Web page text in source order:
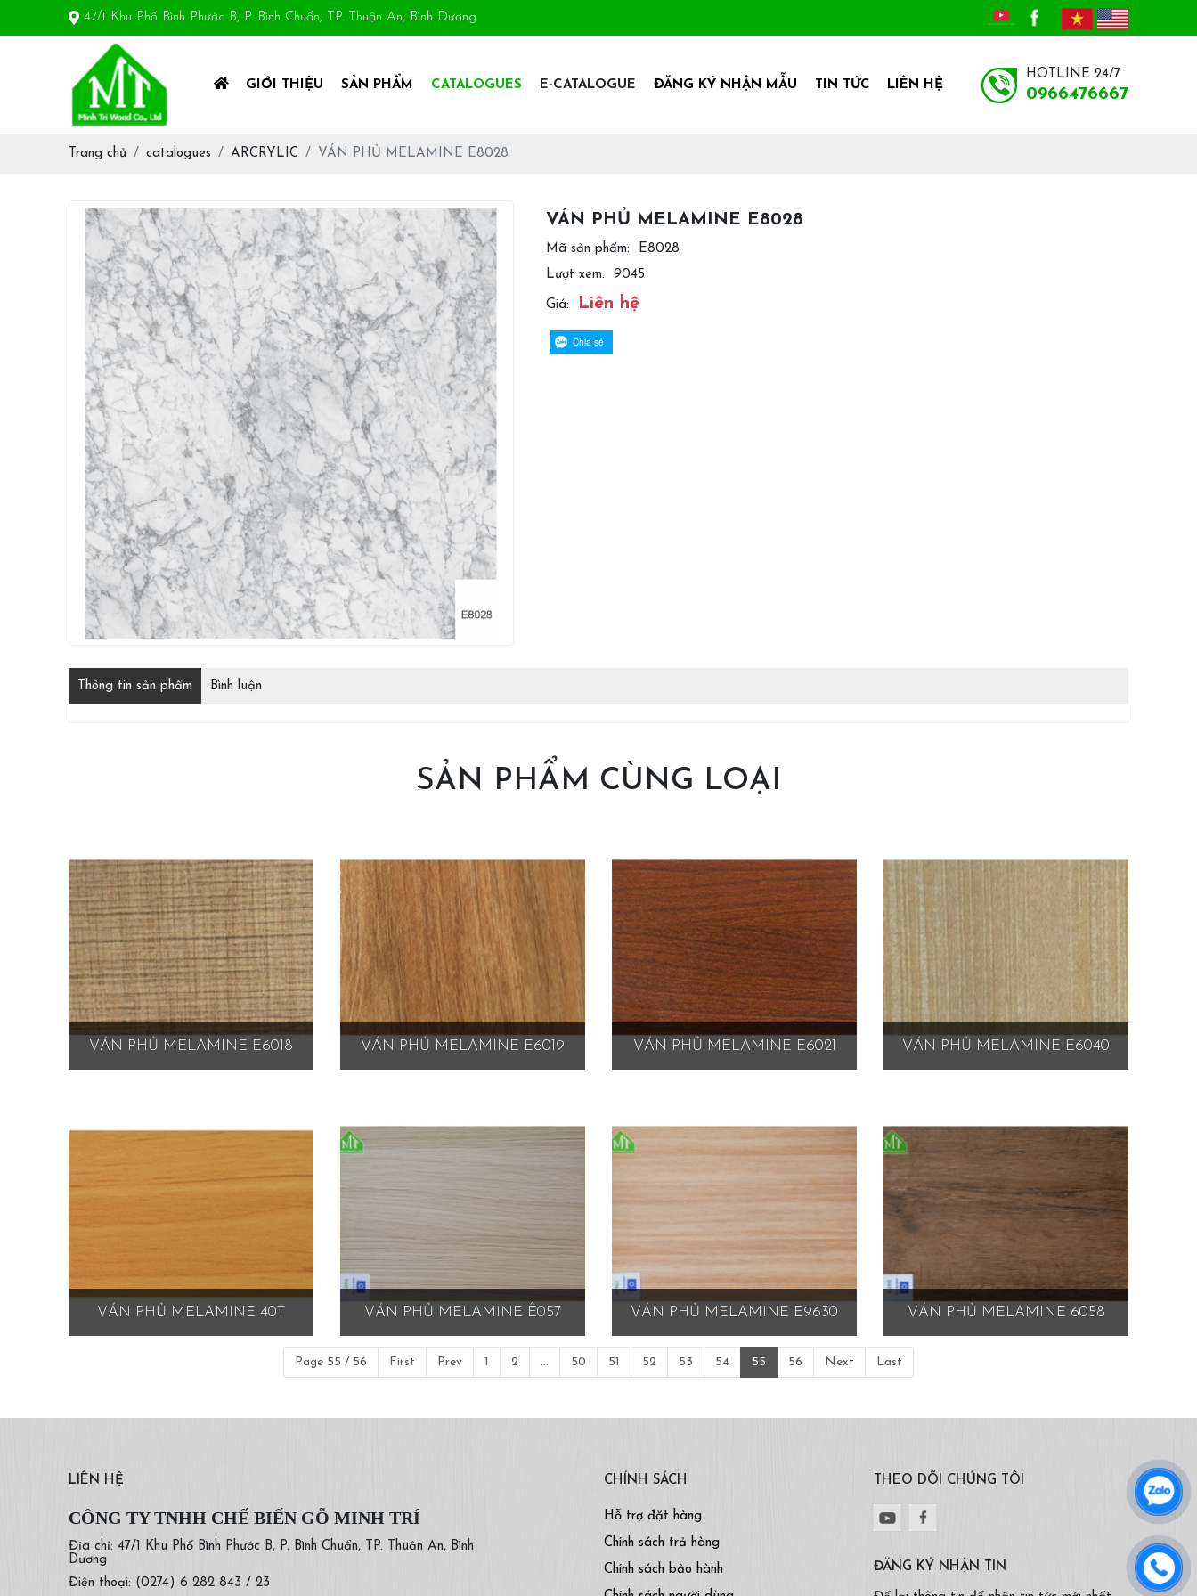
47/1 Khu Phố Bình Phước B, P. Bình Chuẩn, TP. Thuận An, Bình Dương
GIỚI THIỆU SẢN PHẨM CATALOGUES E-CATALOGUE ĐĂNG KÝ NHẬN MẪU TIN TỨC LIÊN HỆ
HOTLINE 24/7
0966476667
Trang chủ catalogues ARCRYLIC VÁN PHỦ MELAMINE E8028
VÁN PHỦ MELAMINE E8028
Mã sản phẩm:
E8028
Lượt xem:
9045
Giá: Liên hệ
Chia sẻ
Thông tin sản phẩm Bình luận
SẢN PHẨM CÙNG LOẠI
VÁN PHỦ MELAMINE E6018 VÁN PHỦ MELAMINE E6019 VÁN PHỦ MELAMINE E6021 VÁN PHỦ MELAMINE E6040
VÁN PHỦ MELAMINE 40T VÁN PHỦ MELAMINE Ê057 VÁN PHỦ MELAMINE E9630 VÁN PHỦ MELAMINE 6058
Page 55 / 56 First Prev 1 2 ... 50 51 52 53 54 55 56 Next Last
LIÊN HỆ
CÔNG TY TNHH CHẾ BIẾN GỖ MINH TRÍ
Địa chỉ: 47/1 Khu Phố Bình Phước B, P. Bình Chuẩn, TP. Thuận An, Bình
Dương
Điện thoại: (0274) 6 282 843 / 23
CHÍNH SÁCH
Hỗ trợ đặt hàng
Chính sách trả hàng
Chính sách bảo hành
THEO DÕI CHÚNG TÔI
ĐĂNG KÝ NHẬN TIN